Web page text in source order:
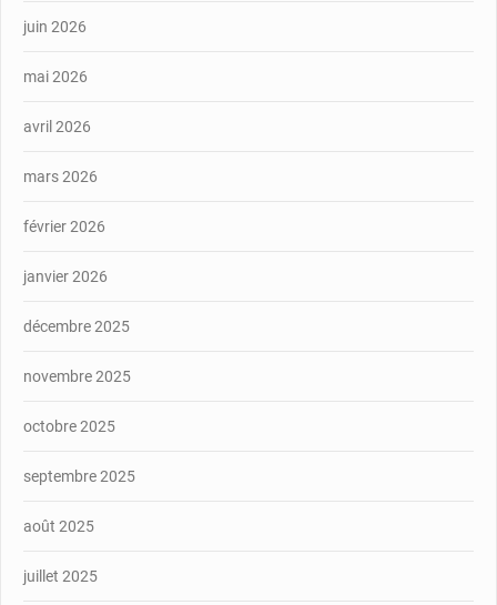
juin 2026
mai 2026
avril 2026
mars 2026
février 2026
janvier 2026
décembre 2025
novembre 2025
octobre 2025
septembre 2025
août 2025
juillet 2025